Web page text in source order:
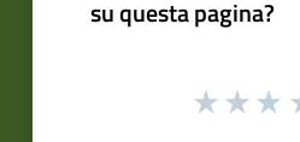
su questa pagina?